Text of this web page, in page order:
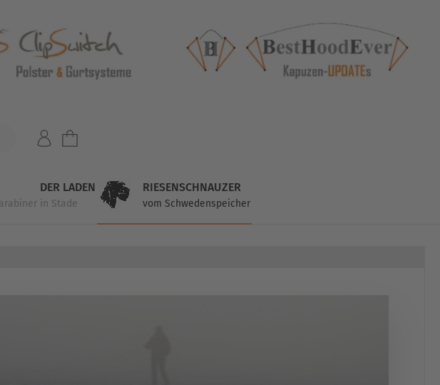
DER LADEN
in Stade
RIESENSCHNAUZER
vom Schwedenspeicher